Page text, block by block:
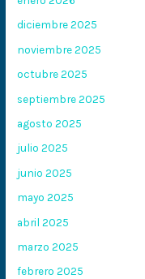
diciembre 2025
noviembre 2025
octubre 2025
septiembre 2025
agosto 2025
julio 2025
junio 2025
mayo 2025
abril 2025
marzo 2025
febrero 2025